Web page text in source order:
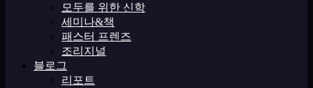
모두를 위한 신학
세미나&책
패스터 프렌즈
조리지널
블로그
리포트